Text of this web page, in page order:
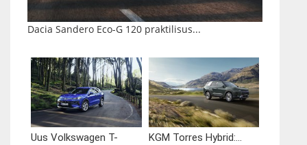
Dacia Sandero Eco-G 120 praktilisus...
Uus Volkswagen T-
KGM Torres Hybrid:...